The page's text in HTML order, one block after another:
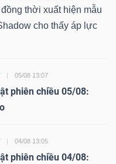
thời xuất hiện mẫu
cho thấy áp lực
05/08 13:07
phiên chiều 05/08:
04/08 13:05
phiên chiều 04/08: